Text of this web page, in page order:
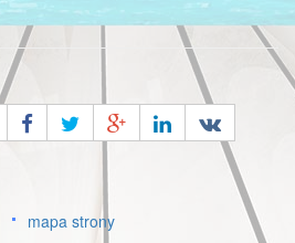
mapa strony